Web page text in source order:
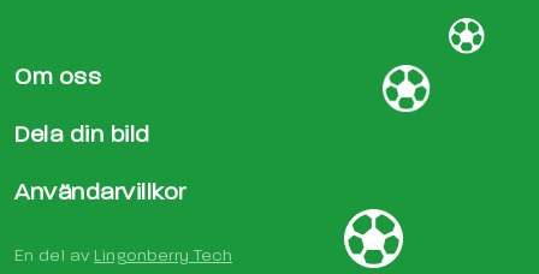
Om oss
Dela din bild
Användarvillkor
En del av Lingonberry Tech